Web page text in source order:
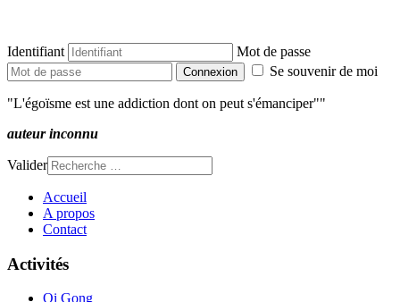
Identifiant Mot de passe
Connexion Se souvenir de moi
"L'égoïsme est une addiction dont on peut s'émanciper""
auteur inconnu
Valider
Accueil
A propos
Contact
Activités
Qi Gong